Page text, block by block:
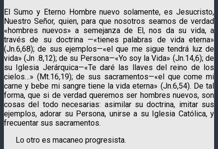
El Sumo y Eterno Hombre nuevo solamente, es Jesucristo,
Nuestro Señor, quien, para que nosotros seamos de verdad
«hombres nuevos» a semejanza de El, nos da su vida, a
través de su doctrina —«tienes palabras de vida eterna»
(Jn.6,68); de sus ejemplos—«el que me sigue tendrá luz de
vida» (Jn .8,12); de su Persona—«Yo soy la Vida» (Jn.14,6); de
su Iglesia Jerárquica—«Te daré las llaves del reino de los
cielos…» (Mt.16,19); de sus sacramentos—«el que come mi
carne y bebe mi sangre tiene la vida eterna» (Jn.6,54). De tal
forma, que si de verdad queremos ser hombres nuevos, son
cosas del todo necesarias: asimilar su doctrina, imitar sus
ejemplos, adorar su Persona, unirse a su Iglesia Católica, y
frecuentar sus sacramentos.
Lo otro es macaneo progresista.